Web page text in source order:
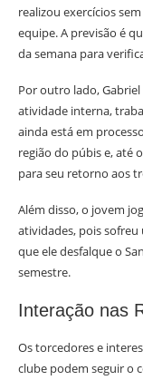
realizou exercícios
equipe. A previsão é
da semana para
Por outro lado,
atividade interna,
ainda está em
região do púbis e, até
para seu retorno aos
Além disso, o jovem
atividades, pois sofreu
que ele desfalque o
semestre.
Interação nas
Os torcedores e
clube podem seguir o